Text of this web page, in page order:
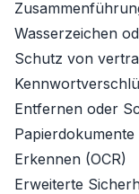
Wasserzeichen
Schutz von
Entfernen oder
Erkennen (OCR)
Erweiterte